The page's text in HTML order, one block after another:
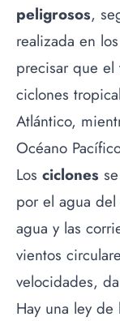
peligrosos,
realizada en
precisar que el
ciclones
Atlántico,
Océano
Los ciclones
por el agua
agua y las
vientos
velocidades,
Hay una ley